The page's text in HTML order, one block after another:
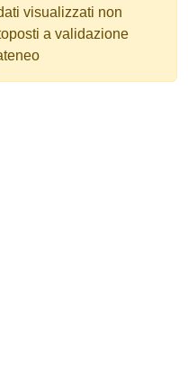
visualizzati non
a validazione